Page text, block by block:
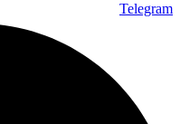
Telegram